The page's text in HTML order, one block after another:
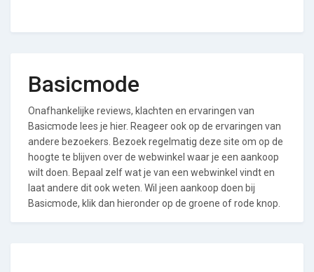
Basicmode
Onafhankelijke reviews, klachten en ervaringen van
Basicmode lees je hier. Reageer ook op de ervaringen van
andere bezoekers. Bezoek regelmatig deze site om op de
hoogte te blijven over de webwinkel waar je een aankoop
wilt doen. Bepaal zelf wat je van een webwinkel vindt en
laat andere dit ook weten. Wil jeen aankoop doen bij
Basicmode, klik dan hieronder op de groene of rode knop.